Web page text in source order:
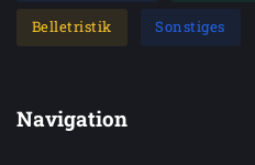
Belletristik Sonstiges
Navigation